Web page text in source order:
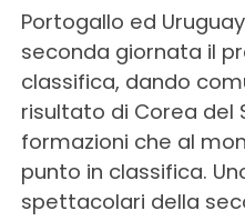
Portogallo ed
seconda giornata il
classifica, dando
risultato di Corea del
formazioni che al
punto in classifica.
spettacolari della